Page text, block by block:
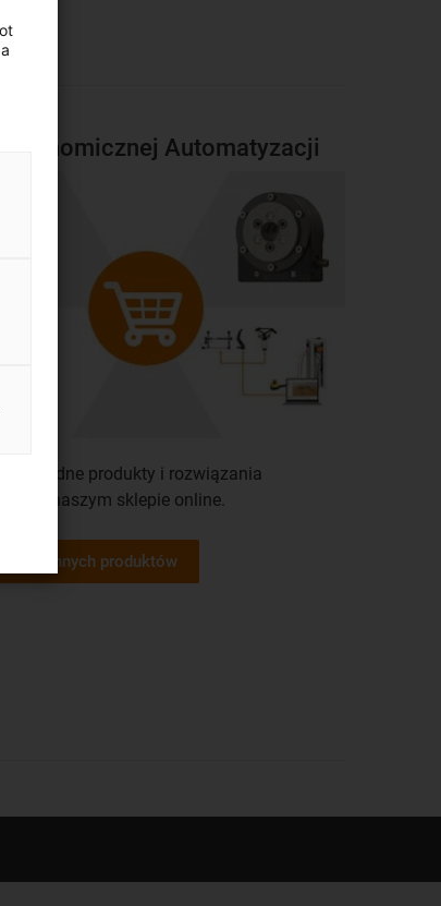
Ekonomicznej Automatyzacji
różnorodne produkty i rozwiązania
w naszym sklepie online.
do innych produktów